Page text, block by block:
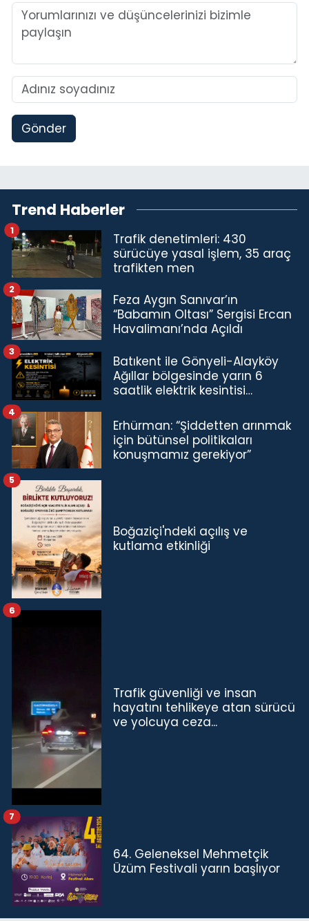
Gönder
Trend Haberler
Trafik denetimleri: 430
sürücüye yasal işlem, 35 araç
trafikten men
1
Feza Aygın Sanıvar’ın
“Babamın Oltası” Sergisi Ercan
Havalimanı’nda Açıldı
2
Batıkent ile Gönyeli-Alayköy
Ağıllar bölgesinde yarın 6
saatlik elektrik kesintisi…
3
Erhürman: “Şiddetten arınmak
için bütünsel politikaları
konuşmamız gerekiyor”
4
Boğaziçi'ndeki açılış ve
kutlama etkinliği
5
Trafik güvenliği ve insan
hayatını tehlikeye atan sürücü
ve yolcuya ceza...
6
64. Geleneksel Mehmetçik
Üzüm Festivali yarın başlıyor
7